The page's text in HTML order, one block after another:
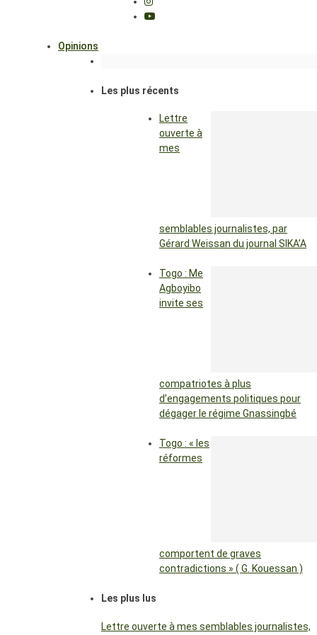
Opinions
Les plus récents
Lettre
ouverte à
mes
semblables journalistes, par
Gérard Weissan du journal SIKA’A
Togo : Me
Agboyibo
invite ses
compatriotes à plus
d’engagements politiques pour
dégager le régime Gnassingbé
Togo : « les
réformes
comportent de graves
contradictions » ( G. Kouessan )
Les plus lus
Lettre ouverte à mes semblables journalistes,